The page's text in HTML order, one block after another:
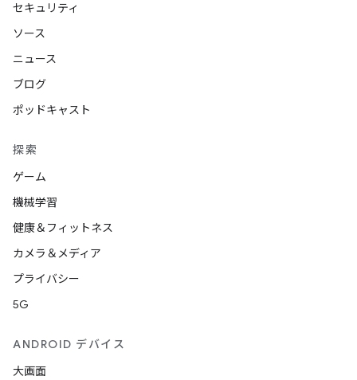
セキュリティ
ソース
ニュース
ブログ
ポッドキャスト
探索
ゲーム
機械学習
健康＆フィットネス
カメラ＆メディア
プライバシー
5G
ANDROID デバイス
大画面